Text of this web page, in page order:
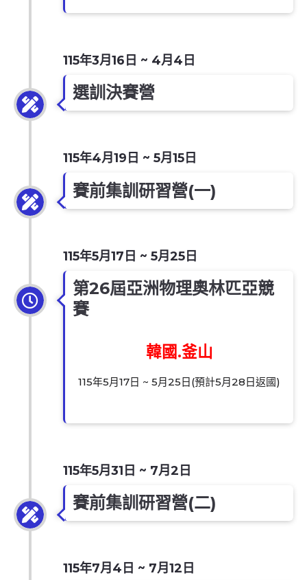
115年3月16日 ~ 4月4日
選訓決賽營
115年4月19日 ~ 5月15日
賽前集訓研習營(一)
115年5月17日 ~ 5月25日
第26屆亞洲物理奧林匹亞競
賽
韓國.釜山
115年5月17日 ~ 5月25日(預計5月28日返國)
115年5月31日 ~ 7月2日
賽前集訓研習營(二)
115年7月4日 ~ 7月12日